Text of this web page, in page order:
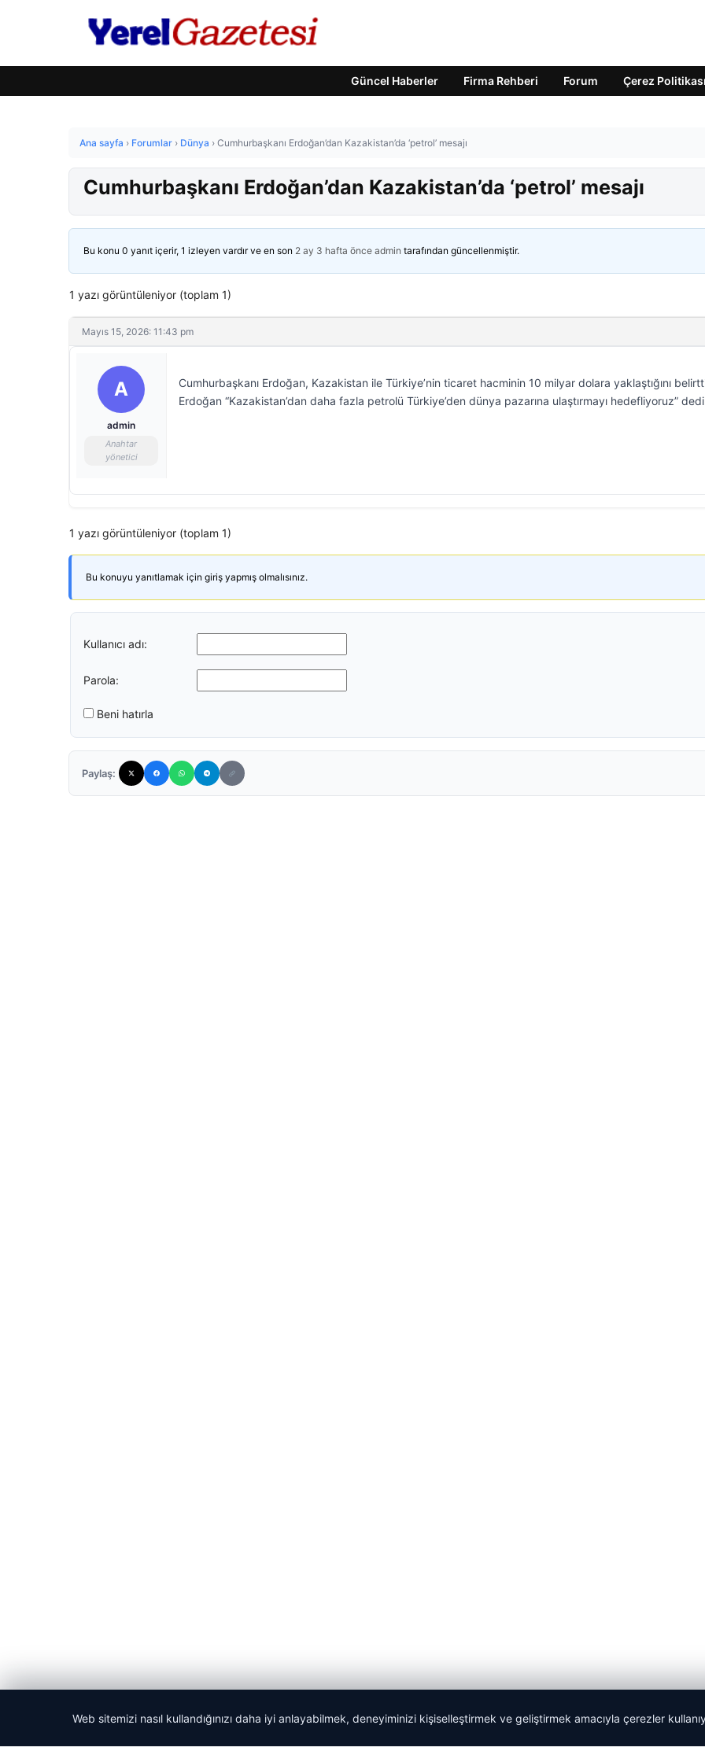
Güncel Haberler Firma Rehberi Forum Çerez Politikası
Ana sayfa › Forumlar › Dünya › Cumhurbaşkanı Erdoğan’dan Kazakistan’da ‘petrol’ mesajı
Cumhurbaşkanı Erdoğan’dan Kazakistan’da ‘petrol’ mesajı
Bu konu 0 yanıt içerir, 1 izleyen vardır ve en son 2 ay 3 hafta önce admin tarafından güncellenmiştir.
1 yazı görüntüleniyor (toplam 1)
Mayıs 15, 2026: 11:43 pm
A
admin
Anahtar
yönetici
Cumhurbaşkanı Erdoğan, Kazakistan ile Türkiye’nin ticaret hacminin 10 milyar dolara yaklaştığını
Erdoğan “Kazakistan’dan daha fazla petrolü Türkiye’den dünya pazarına ulaştırmayı hedefliyoruz”
1 yazı görüntüleniyor (toplam 1)
Bu konuyu yanıtlamak için giriş yapmış olmalısınız.
Kullanıcı adı:
Parola:
Beni hatırla
Paylaş:
© 2026 Yerel Gazetesi
Web sitemizi nasıl kullandığınızı daha iyi anlayabilmek, deneyiminizi kişiselleştirmek ve geliştirmek amacıyla çerezler